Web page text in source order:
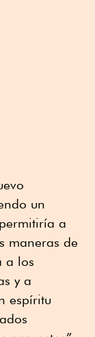
un
a
maneras de
a los
y a
espíritu